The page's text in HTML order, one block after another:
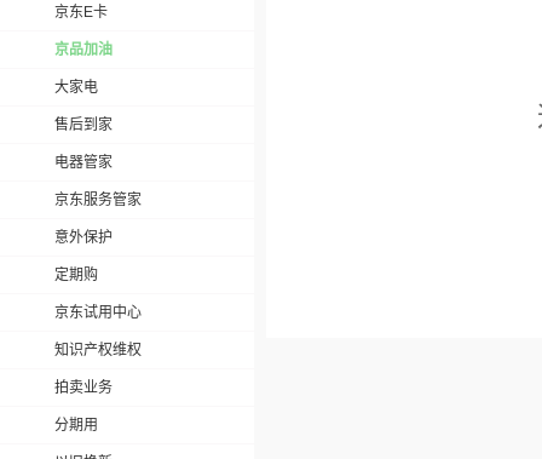
京东E卡
京品加油
大家电
售后到家
电器管家
京东服务管家
意外保护
定期购
京东试用中心
知识产权维权
拍卖业务
分期用